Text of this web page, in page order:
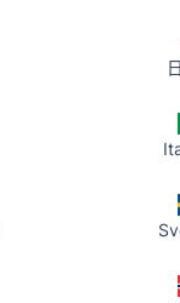
經通知暫停或終止
存續之條款（含免
。變更後繼續使用